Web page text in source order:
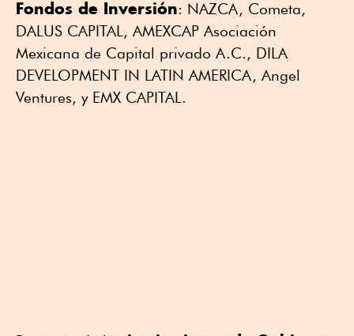
Fondos de Inversión: NAZCA, Cometa,
DALUS CAPITAL, AMEXCAP Asociación
Mexicana de Capital privado A.C., DILA
DEVELOPMENT IN LATIN AMERICA, Angel
Ventures, y EMX CAPITAL.